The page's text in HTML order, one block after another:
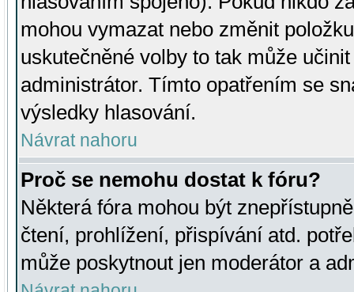
mohou vymazat nebo změnit
uskutečněné volby to tak může
administrátor. Tímto opatřením se
výsledky hlasování.
Návrat nahoru
Proč se nemohu dostat k fóru?
Některá fóra mohou být
čtení, prohlížení, přispívání atd.
může poskytnout jen moderátor a